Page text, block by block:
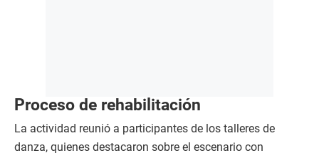
Proceso de rehabilitación
La actividad reunió a participantes de los talleres de
danza, quienes destacaron sobre el escenario con